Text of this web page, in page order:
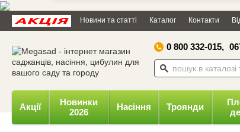
Дозвольте сайту megasad.net
відправляти вам сповіщення
робочий стіл.
Powered by SendPulse Заборонити
Новини та статті Каталог Контакти
0 800 332-015,
Акції
Новинки
2026
Насіння Троянди